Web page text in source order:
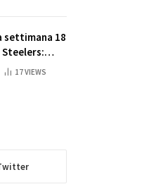
settimana 18
17VIEWS